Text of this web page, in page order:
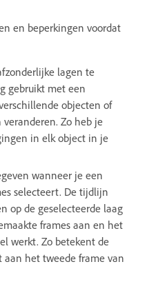
en beperkingen voordat
lagen te
gebruikt met een
objecten of
Zo heb je
in elk object in je
wanneer je een
selecteert. De tijdlijn
op de geselecteerde laag
frames aan en het
werkt. Zo betekent de
het tweede frame van